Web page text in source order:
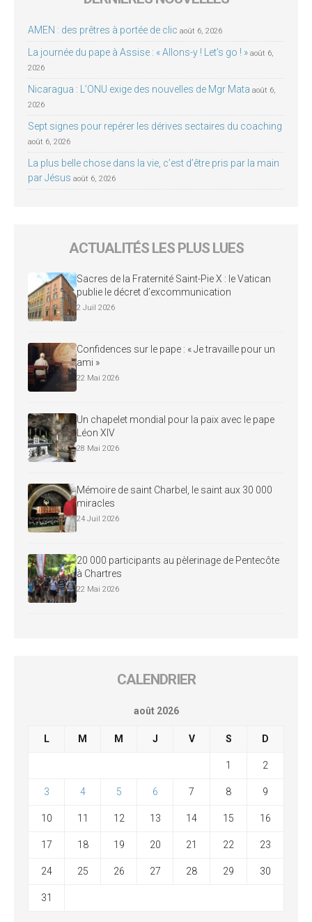
AMEN : des prêtres à portée de clic août 6, 2026
La journée du pape à Assise : « Allons-y ! Let’s go ! » août 6,
2026
Nicaragua : L’ONU exige des nouvelles de Mgr Mata août 6,
2026
Sept signes pour repérer les dérives sectaires du coaching
août 6, 2026
La plus belle chose dans la vie, c’est d’être pris par la main
par Jésus août 6, 2026
ACTUALITÉS LES PLUS LUES
Sacres de la Fraternité Saint-Pie X : le Vatican
publie le décret d’excommunication
2 Juil 2026
Confidences sur le pape : « Je travaille pour un
ami »
22 Mai 2026
Un chapelet mondial pour la paix avec le pape
Léon XIV
28 Mai 2026
Mémoire de saint Charbel, le saint aux 30 000
miracles
24 Juil 2026
20 000 participants au pèlerinage de Pentecôte
à Chartres
22 Mai 2026
CALENDRIER
août 2026
L M M J V S D
1 2
3 4 5 6 7 8 9
10 11 12 13 14 15 16
17 18 19 20 21 22 23
24 25 26 27 28 29 30
31